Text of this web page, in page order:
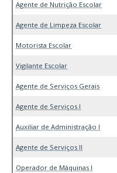
Agente de Nutrição Escolar
Agente de Limpeza Escolar
Motorista Escolar
Vigilante Escolar
Agente de Serviços Gerais
Agente de Serviços I
Auxiliar de Administração I
Agente de Serviços II
Operador de Máquinas I